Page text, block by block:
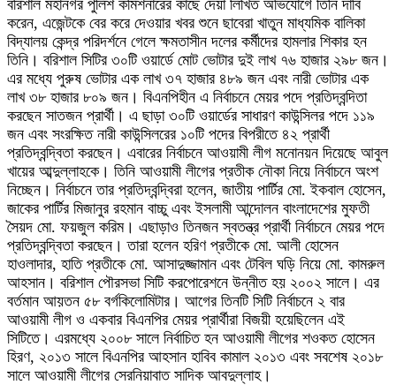
বরিশাল মহানগর পুলিশ কমিশনারের কাছে দেয়া লিখিত অভিযোগে তিনি দাবি
করেন, এজেন্টকে বের করে দেওয়ার খবর শুনে ছাবেরা খাতুন মাধ্যমিক বালিকা
বিদ্যালয় কেন্দ্র পরিদর্শনে গেলে ক্ষমতাসীন দলের কর্মীদের হামলার শিকার হন
তিনি। বরিশাল সিটির ৩০টি ওয়ার্ডে মোট ভোটার দুই লাখ ৭৬ হাজার ২৯৮ জন।
এর মধ্যে পুরুষ ভোটার এক লাখ ৩৭ হাজার ৪৮৯ জন এবং নারী ভোটার এক
লাখ ৩৮ হাজার ৮০৯ জন। বিএনপিহীন এ নির্বাচনে মেয়র পদে প্রতিদ্বন্দিতা
করছেন সাতজন প্রার্থী। এ ছাড়া ৩০টি ওয়ার্ডের সাধারণ কাউন্সিলর পদে ১১৯
জন এবং সংরক্ষিত নারী কাউন্সিলরের ১০টি পদের বিপরীতে ৪২ প্রার্থী
প্রতিদ্বন্দ্বিতা করছেন। এবারের নির্বাচনে আওয়ামী লীগ মনোনয়ন দিয়েছে আবুল
খায়ের আব্দুল্লাহকে। তিনি আওয়ামী লীগের প্রতীক নৌকা নিয়ে নির্বাচনে অংশ
নিচ্ছেন। নির্বাচনে তার প্রতিদ্বন্দ্বিরা হলেন, জাতীয় পার্টির মো. ইকবাল হোসেন,
জাকের পার্টির মিজানুর রহমান বাচ্চু এবং ইসলামী আন্দোলন বাংলাদেশের মুফতী
সৈয়দ মো. ফয়জুল করিম। এছাড়াও তিনজন স্বতন্ত্র প্রার্থী নির্বাচনে মেয়র পদে
প্রতিদ্বন্দ্বিতা করছেন। তারা হলেন হরিণ প্রতীকে মো. আলী হোসেন
হাওলাদার, হাতি প্রতীকে মো. আসাদুজ্জামান এবং টেবিল ঘড়ি নিয়ে মো. কামরুল
আহসান। বরিশাল পৌরসভা সিটি করপোরেশনে উন্নীত হয় ২০০২ সালে। এর
বর্তমান আয়তন ৫৮ বর্গকিলোমিটার। আগের তিনটি সিটি নির্বাচনে ২ বার
আওয়ামী লীগ ও একবার বিএনপির মেয়র প্রার্থীরা বিজয়ী হয়েছিলেন এই
সিটিতে। এরমধ্যে ২০০৮ সালে নির্বাচিত হন আওয়ামী লীগের শওকত হোসেন
হিরণ, ২০১৩ সালে বিএনপির আহসান হাবিব কামাল ২০১৩ এবং সবশেষ ২০১৮
সালে আওয়ামী লীগের সেরনিয়াবাত সাদিক আবদুল্লাহ।